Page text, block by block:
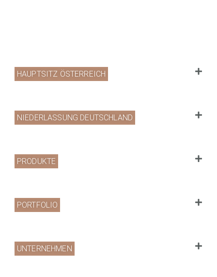
HAUPTSITZ ÖSTERREICH
NIEDERLASSUNG DEUTSCHLAND
PRODUKTE
PORTFOLIO
UNTERNEHMEN